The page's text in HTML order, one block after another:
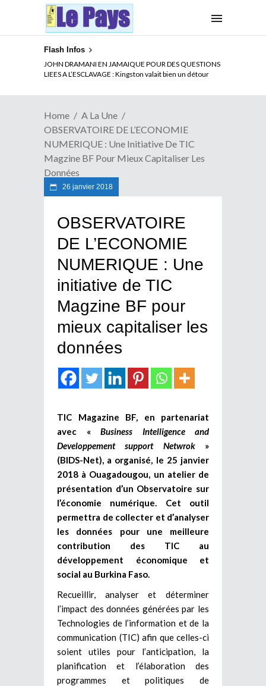
Flash Infos
JOHN DRAMANI EN JAMAIQUE POUR DES QUESTIONS
LIEES A L’ESCLAVAGE : Kingston valait bien un détour
ELECTION DE TALON A LA TETE DU SENAT BENINOIS :
Quand Patrice quitte le pouvoir sans partir !
Home
A La Une
OBSERVATOIRE DE L’ECONOMIE
NUMERIQUE : Une Initiative De TIC
Magzine BF Pour Mieux Capitaliser Les
Données
26 janvier 2018
OBSERVATOIRE
DE L’ECONOMIE
NUMERIQUE : Une
initiative de TIC
Magzine BF pour
mieux capitaliser les
données
TIC Magazine BF, en partenariat
avec « Business Intelligence and
Developpement support Netwrok»
(BIDS-Net), a organisé, le 25 janvier
2018 à Ouagadougou, un atelier de
présentation d’un Observatoire sur
l’économie numérique. Cet outil
permettra de collecter et d’analyser
les données pour une meilleure
contribution des TIC au
développement économique et
social au Burkina Faso.
Recueillir, analyser et déterminer
l’impact des données générées par les
Technologies de l’information et de la
communication (TIC) afin que celles-ci
soient utiles pour l’anticipation, la
planification et l’élaboration des
programmes et politiques de